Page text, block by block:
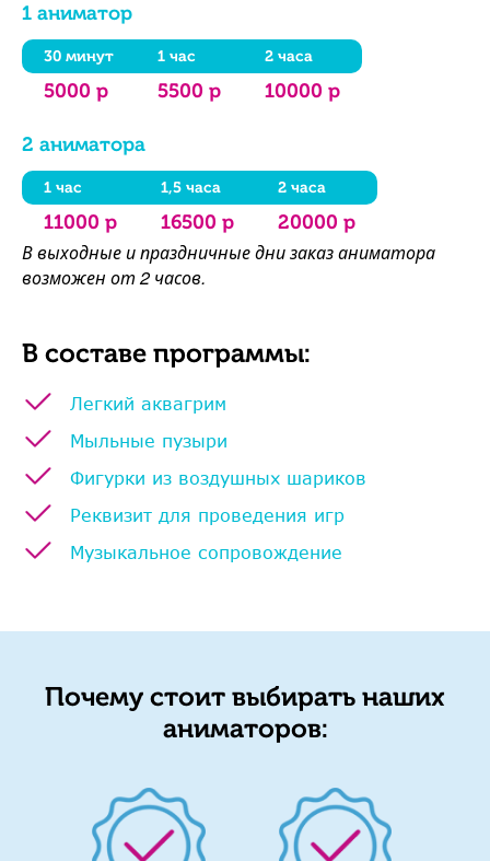
1 аниматор
30 минут 1 час 2 часа
5000 р 5500 р 10000 р
2 аниматора
1 час 1,5 часа 2 часа
11000 р 16500 р 20000 р
В выходные и праздничные дни заказ аниматора
возможен от 2 часов.
В составе программы:
Легкий аквагрим
Мыльные пузыри
Фигурки из воздушных шариков
Реквизит для проведения игр
Музыкальное сопровождение
Почему стоит выбирать наших
аниматоров: